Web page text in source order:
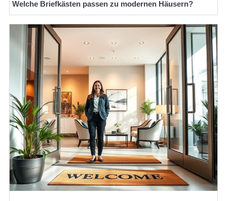
Welche Briefkästen passen zu modernen Häusern?